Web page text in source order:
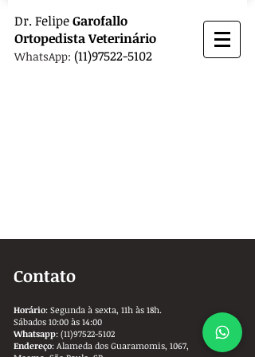
Dr. FelipeGarofallo
OrtopedistaVeterinário
WhatsApp: (11)97522-5102
Contato
Horário: Segunda à sexta, 11h às 18h.
Sábados 10:00 às 14:00
Whatsapp: (11)97522-5102
Endereço: Alameda dos Guaramomis, 1067,